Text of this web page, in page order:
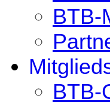
BTB-
BTB-